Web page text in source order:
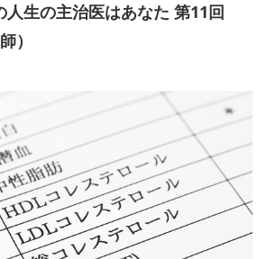
人生の主治医はあなた 第11回
）